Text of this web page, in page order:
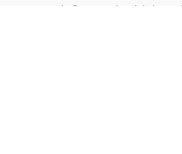
le Centre national de la